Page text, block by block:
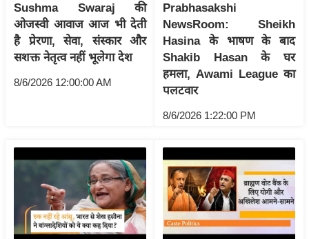
हि
त्य
ज
ग
त
ब्री
फ
Sushma Swaraj की
ओजस्वी आवाज आज भी देती
है प्रेरणा, सेवा, संस्कार और
सशक्त नेतृत्व नहीं भूलेगा देश
8/6/2026 12:00:00 AM
Prabhasakshi
NewsRoom: Sheikh
Hasina के भाषण के बाद
Shakib Hasan के घर
हमला, Awami League का
पलटवार
8/6/2026 1:22:00 PM